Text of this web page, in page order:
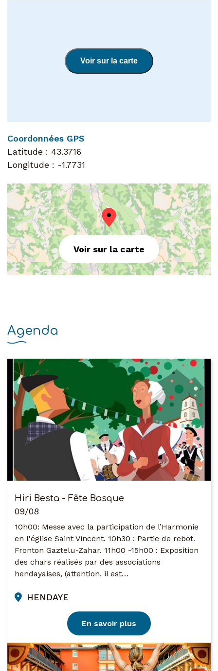
Voir sur la carte
Coordonnées GPS
Latitude : 43.3716
Longitude : -1.7731
Voir sur la carte
Agenda
Hiri Besta - Fête Basque
09/08
10h00: Messe avec la participation de l’Harmonie
en l'église Saint Vincent. 10h30 : Partie de rebot.
Fronton Gaztelu-Zahar. 11h00 -15h00 : Exposition
des chars réalisés par des associations
hendayaises, (attention, il est…
HENDAYE
En savoir plus